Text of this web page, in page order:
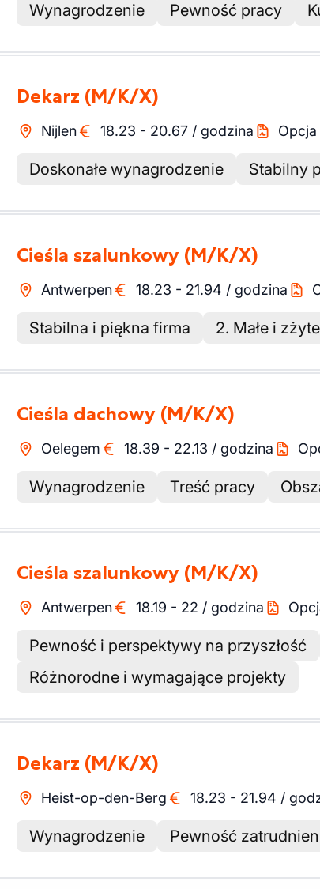
Wynagrodzenie Pewność pracy
Dekarz (M/K/X)
Nijlen 18.23 - 20.67 / godzina Opcja
Doskonałe wynagrodzenie Stabilny
Cieśla szalunkowy (M/K/X)
Antwerpen 18.23 - 21.94 / godzina
Stabilna i piękna firma 2. Małe i
Cieśla dachowy (M/K/X)
Oelegem 18.39 - 22.13 / godzina
Wynagrodzenie Treść pracy
Cieśla szalunkowy (M/K/X)
Antwerpen 18.19 - 22 / godzina
Pewność i perspektywy na przyszłość
Różnorodne i wymagające projekty
Dekarz (M/K/X)
Heist-op-den-Berg 18.23 - 21.94 /
Wynagrodzenie Pewność